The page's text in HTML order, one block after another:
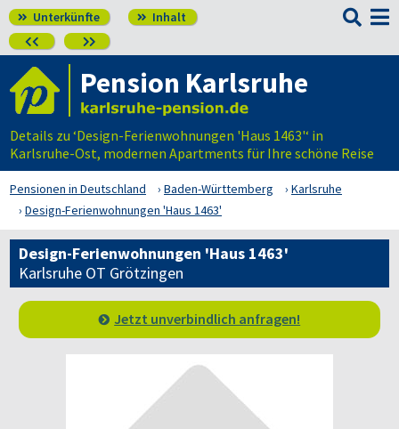
 Unterkünfte  Inhalt
 

Pension Karlsruhe
Details zu ‘Design-Ferienwohnungen 'Haus 1463'‘ in
Karlsruhe-Ost, modernen Apartments für Ihre schöne Reise
Pensionen in Deutschland Baden-Württemberg
Karlsruhe
Design-Ferienwohnungen 'Haus 1463'
Design-Ferienwohnungen 'Haus 1463'
Karlsruhe OT Grötzingen
Jetzt unverbindlich anfragen!